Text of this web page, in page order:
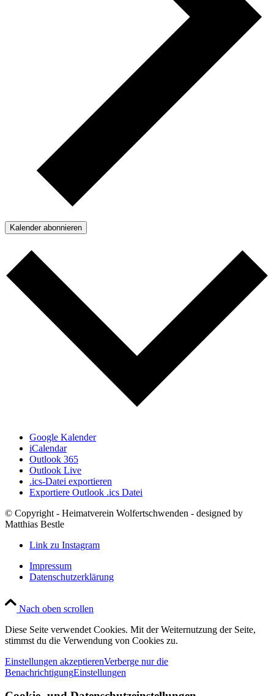
Kalender abonnieren
Google Kalender
iCalendar
Outlook 365
Outlook Live
.ics-Datei exportieren
Exportiere Outlook .ics Datei
© Copyright - Heimatverein Wolfertschwenden - designed by
Matthias Bestle
Link zu Instagram
Impressum
Datenschutzerklärung
Nach oben scrollen
Diese Seite verwendet Cookies. Mit der Weiternutzung der Seite,
stimmst du die Verwendung von Cookies zu.
Einstellungen akzeptierenVerberge nur die
BenachrichtigungEinstellungen